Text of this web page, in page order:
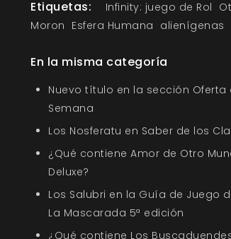
Etiquetas: Infinity: juego de Rol
Moron Esfera Humana alienígenas
En la misma categoría
Nuevo título en la sección Oferta
Semana
Los Nosferatu en Saber de los
¿Qué contiene Amor de Otro
Deluxe?
Los Salubri en la Guía de Juego
La Mascarada 5ª edición
¿Qué contiene Los